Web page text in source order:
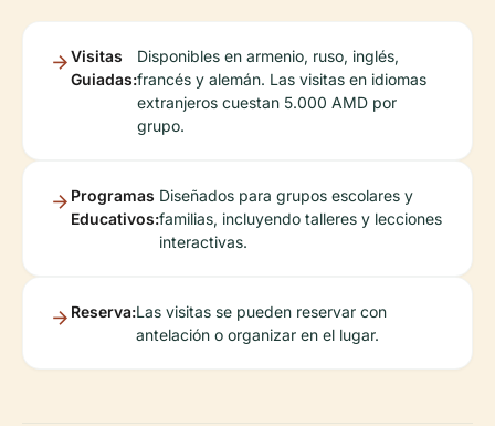
Visitas
Guiadas:
Disponibles en armenio, ruso, inglés,
francés y alemán. Las visitas en idiomas
extranjeros cuestan 5.000 AMD por
grupo.
Programas
Educativos:
Diseñados para grupos escolares y
familias, incluyendo talleres y lecciones
interactivas.
Reserva:Las visitas se pueden reservar con
antelación o organizar en el lugar.